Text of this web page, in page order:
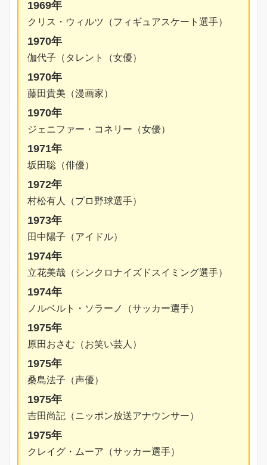
1969年
クリス・ウィルツ（フィギュアスケート選手）
1970年
伽代子（タレント（女優）
1970年
藤田貴美（漫画家）
1970年
ジェニファー・コネリー（女優）
1971年
坂田聡（俳優）
1972年
村松有人（プロ野球選手）
1973年
田中陽子（アイドル）
1974年
立花美哉（シンクロナイズドスイミング選手）
1974年
ノルベルト・ソラーノ（サッカー選手）
1975年
原田おさむ（お笑い芸人）
1975年
桑島法子（声優）
1975年
吉田尚記（ニッポン放送アナウンサー）
1975年
クレイグ・ムーア（サッカー選手）